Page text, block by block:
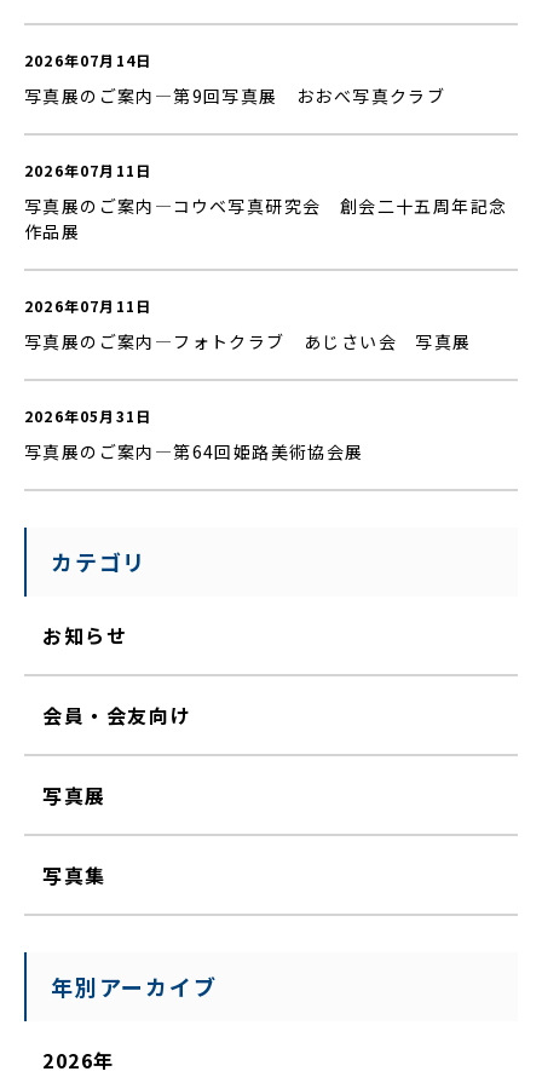
2026年07月14日
写真展のご案内—第9回写真展 おおべ写真クラブ
2026年07月11日
写真展のご案内—コウベ写真研究会 創会二十五周年記念
作品展
2026年07月11日
写真展のご案内—フォトクラブ あじさい会 写真展
2026年05月31日
写真展のご案内—第64回姫路美術協会展
カテゴリ
お知らせ
会員・会友向け
写真展
写真集
年別アーカイブ
2026年